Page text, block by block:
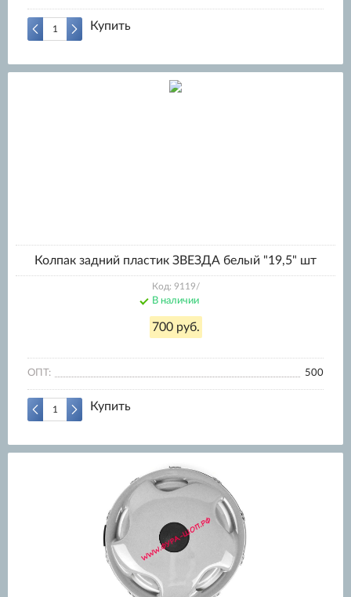
Купить
Колпак задний пластик ЗВЕЗДА белый "19,5" шт
Код: 9119/
В наличии
700 руб.
ОПТ: 500
Купить